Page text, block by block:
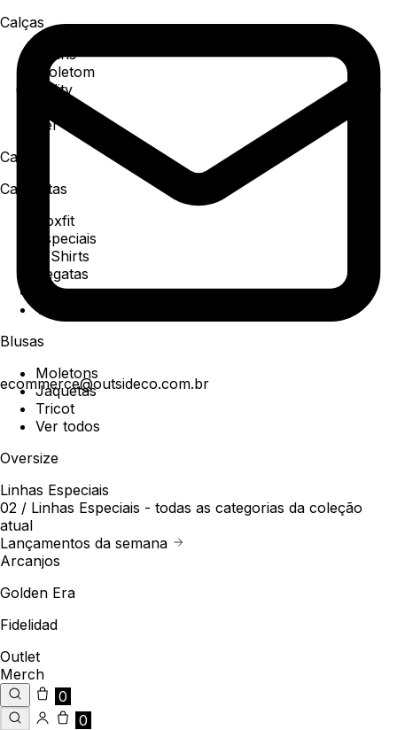
ecommerce@outsideco.com.br
Calças
Jeans
Moletom
Utility
Ver todos
Camisa
Camisetas
Boxfit
Especiais
T-Shirts
Regatas
Polo
Ver todos
Blusas
Moletons
Jaquetas
Tricot
Ver todos
Oversize
Linhas Especiais
02 / Linhas Especiais - todas as categorias da coleção
atual
Lançamentos da semana
Arcanjos
Golden Era
Fidelidad
Outlet
Merch
0
0